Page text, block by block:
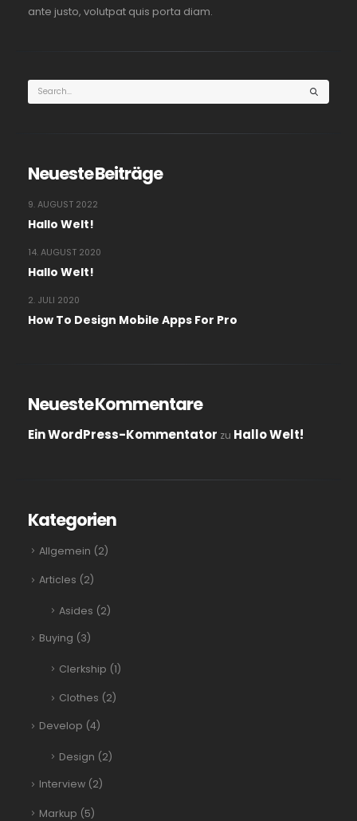
ante justo, volutpat quis porta diam.
Neueste Beiträge
Hallo Welt!
9. AUGUST 2022
Hallo Welt!
14. AUGUST 2020
How To Design Mobile Apps For Pro
2. JULI 2020
Neueste Kommentare
Ein WordPress-Kommentator zu Hallo Welt!
Kategorien
Allgemein (2)
Articles (2)
Asides (2)
Buying (3)
Clerkship (1)
Clothes (2)
Develop (4)
Design (2)
Interview(2)
Markup (5)